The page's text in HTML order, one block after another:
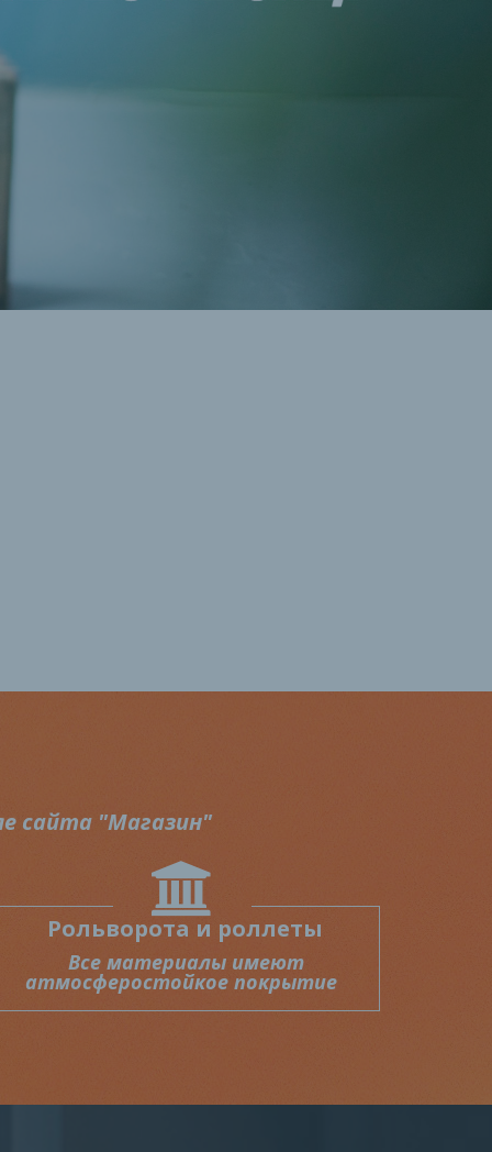
сайта "Магазин"
Рольворота и роллеты
Все материалы имеют
атмосферостойкое покрытие